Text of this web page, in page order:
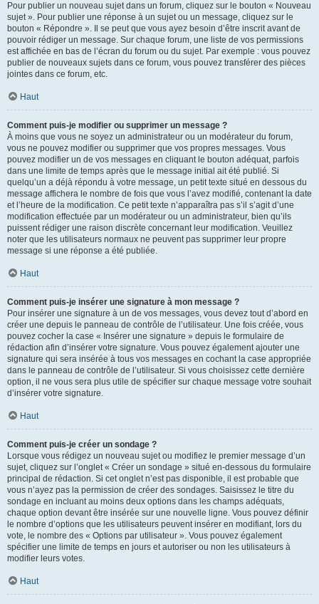
Pour publier un nouveau sujet dans un forum, cliquez sur le bouton « Nouveau
sujet ». Pour publier une réponse à un sujet ou un message, cliquez sur le
bouton « Répondre ». Il se peut que vous ayez besoin d’être inscrit avant de
pouvoir rédiger un message. Sur chaque forum, une liste de vos permissions
est affichée en bas de l’écran du forum ou du sujet. Par exemple : vous pouvez
publier de nouveaux sujets dans ce forum, vous pouvez transférer des pièces
jointes dans ce forum, etc.
Haut
Comment puis-je modifier ou supprimer un message ?
À moins que vous ne soyez un administrateur ou un modérateur du forum,
vous ne pouvez modifier ou supprimer que vos propres messages. Vous
pouvez modifier un de vos messages en cliquant le bouton adéquat, parfois
dans une limite de temps après que le message initial ait été publié. Si
quelqu’un a déjà répondu à votre message, un petit texte situé en dessous du
message affichera le nombre de fois que vous l’avez modifié, contenant la date
et l’heure de la modification. Ce petit texte n’apparaîtra pas s’il s’agit d’une
modification effectuée par un modérateur ou un administrateur, bien qu’ils
puissent rédiger une raison discrète concernant leur modification. Veuillez
noter que les utilisateurs normaux ne peuvent pas supprimer leur propre
message si une réponse a été publiée.
Haut
Comment puis-je insérer une signature à mon message ?
Pour insérer une signature à un de vos messages, vous devez tout d’abord en
créer une depuis le panneau de contrôle de l’utilisateur. Une fois créée, vous
pouvez cocher la case « Insérer une signature » depuis le formulaire de
rédaction afin d’insérer votre signature. Vous pouvez également ajouter une
signature qui sera insérée à tous vos messages en cochant la case appropriée
dans le panneau de contrôle de l’utilisateur. Si vous choisissez cette dernière
option, il ne vous sera plus utile de spécifier sur chaque message votre souhait
d’insérer votre signature.
Haut
Comment puis-je créer un sondage ?
Lorsque vous rédigez un nouveau sujet ou modifiez le premier message d’un
sujet, cliquez sur l’onglet « Créer un sondage » situé en-dessous du formulaire
principal de rédaction. Si cet onglet n’est pas disponible, il est probable que
vous n’ayez pas la permission de créer des sondages. Saisissez le titre du
sondage en incluant au moins deux options dans les champs adéquats,
chaque option devant être insérée sur une nouvelle ligne. Vous pouvez définir
le nombre d’options que les utilisateurs peuvent insérer en modifiant, lors du
vote, le nombre des « Options par utilisateur ». Vous pouvez également
spécifier une limite de temps en jours et autoriser ou non les utilisateurs à
modifier leurs votes.
Haut